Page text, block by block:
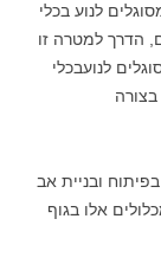
לנוע בכלי
הדרך למטרה זו
לנועבכלי
ובניית אב
אלו בגוף